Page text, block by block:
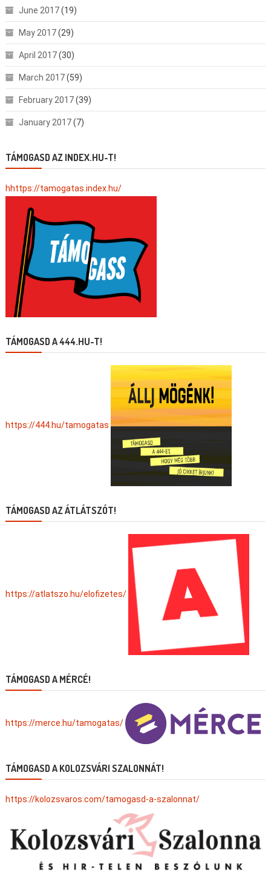
June 2017(19)
May 2017(29)
April 2017(30)
March 2017(59)
February 2017(39)
January 2017(7)
TÁMOGASD AZ INDEX.HU-T!
hhttps://tamogatas.index.hu/
TÁMOGASD A 444.HU-T!
https://444.hu/tamogatas
TÁMOGASD AZ ÁTLÁTSZÓT!
https://atlatszo.hu/elofizetes/
TÁMOGASD A MÉRCÉ!
https://merce.hu/tamogatas/
TÁMOGASD A KOLOZSVÁRI SZALONNÁT!
https://kolozsvaros.com/tamogasd-a-szalonnat/